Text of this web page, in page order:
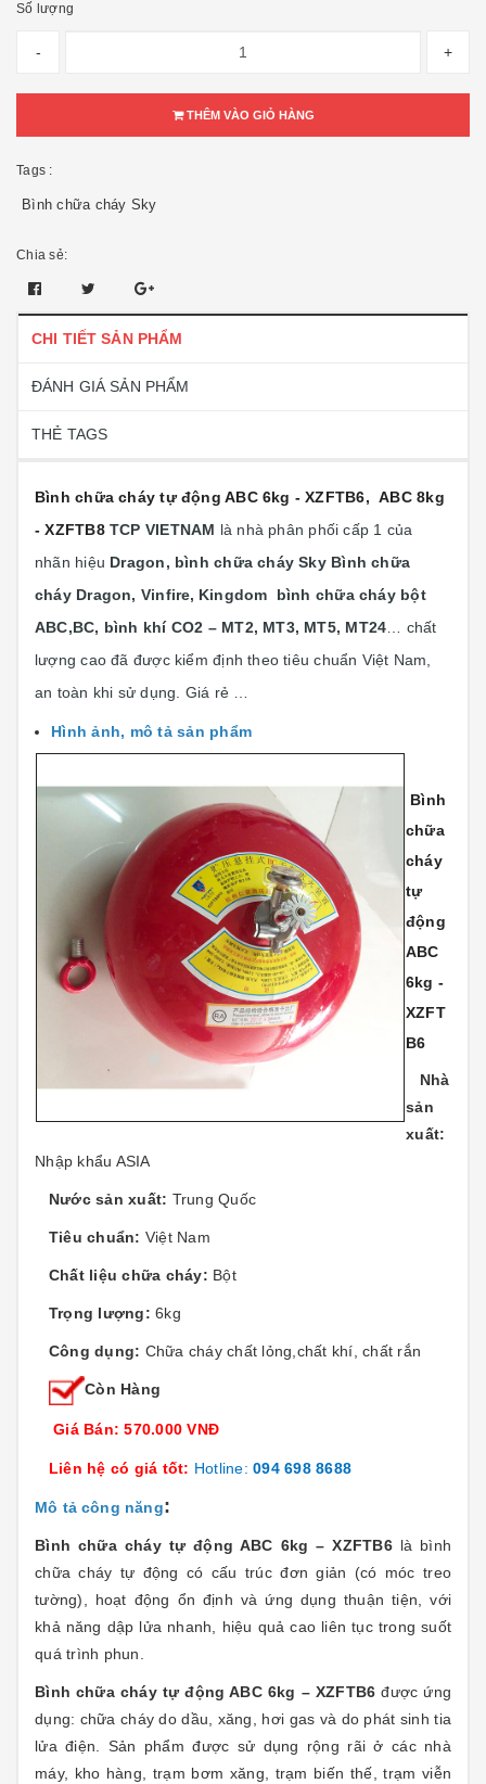
Số lượng
- +
THÊM VÀO GIỎ HÀNG
Tags :
Bình chữa cháy Sky
Chia sẻ:
CHI TIẾT SẢN PHẨM
ĐÁNH GIÁ SẢN PHẨM
THẺ TAGS
Bình chữa cháy tự động ABC 6kg - XZFTB6, ABC 8kg
- XZFTB8 TCP VIETNAM là nhà phân phối cấp 1 của
nhãn hiệu Dragon, bình chữa cháy Sky Bình chữa
cháy Dragon, Vinfire, Kingdom bình chữa cháy bột
ABC,BC, bình khí CO2 – MT2, MT3, MT5, MT24 … chất
lượng cao đã được kiểm định theo tiêu chuẩn Việt Nam,
an toàn khi sử dụng. Giá rẻ …
Hình ảnh, mô tả sản phẩm
Bình
chữa
cháy
tự
động
ABC
6kg -
XZFT
B6
Nhà
sản
xuất:
Nhập khẩu ASIA
Nước sản xuất: Trung Quốc
Tiêu chuẩn: Việt Nam
Chất liệu chữa cháy: Bột
Trọng lượng: 6kg
Công dụng: Chữa cháy chất lỏng,chất khí, chất rắn
Còn Hàng
Giá Bán: 570.000 VNĐ
Liên hệ có giá tốt: Hotline: 094 698 8688
Mô tả công năng:
Bình chữa cháy tự động ABC 6kg – XZFTB6là bình
chữa cháy tự động có cấu trúc đơn giản (có móc treo
tường), hoạt động ổn định và ứng dụng thuận tiện, với
khả năng dập lửa nhanh, hiệu quả cao liên tục trong suốt
quá trình phun.
Bình chữa cháy tự động ABC 6kg – XZFTB6 được ứng
dụng: chữa cháy do dầu, xăng, hơi gas và do phát sinh tia
lửa điện. Sản phẩm được sử dụng rộng rãi ở các nhà
máy, kho hàng, trạm bơm xăng, trạm biến thế, trạm viễn